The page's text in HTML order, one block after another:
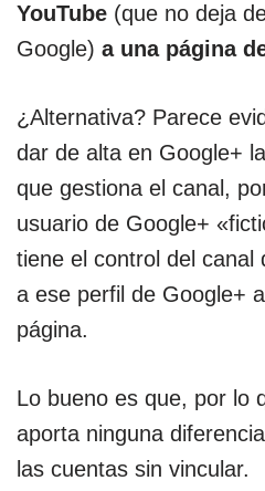
YouTube (que no deja
Google) a una página
¿Alternativa? Parece
dar de alta en Google+
que gestiona el canal,
usuario de Google+
tiene el control del canal
a ese perfil de Google+
página.
Lo bueno es que, por lo
aporta ninguna
las cuentas sin vincular.